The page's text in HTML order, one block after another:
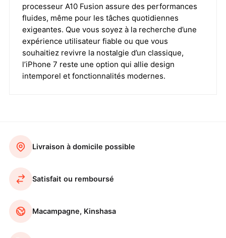
processeur A10 Fusion assure des performances
fluides, même pour les tâches quotidiennes
exigeantes. Que vous soyez à la recherche d’une
expérience utilisateur fiable ou que vous
souhaitiez revivre la nostalgie d’un classique,
l’iPhone 7 reste une option qui allie design
intemporel et fonctionnalités modernes.
Livraison à domicile possible
Satisfait ou remboursé
Macampagne, Kinshasa